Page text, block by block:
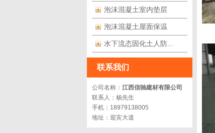
泡沫混凝土室内垫层
泡沫混凝土屋面保温
水下流态固化土人防...
联系我们
公司名称： 江西信驰建材有限公司
联系人：杨先生
手机：18979138005
地址：迎宾大道